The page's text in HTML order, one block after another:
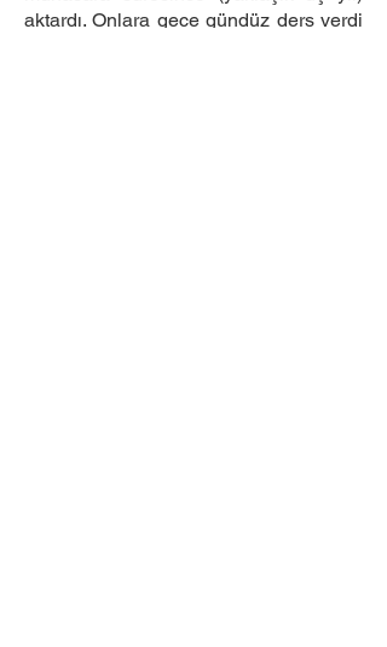
aktardı. Onlara gece gündüz ders verdi